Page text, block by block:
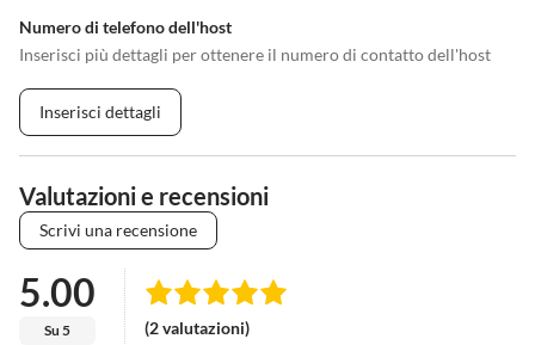
Numero di telefono dell'host
Inserisci più dettagli per ottenere il numero di contatto dell'host
Inserisci dettagli
Valutazioni e recensioni
Scrivi una recensione
5.00
Su 5 (2 valutazioni)